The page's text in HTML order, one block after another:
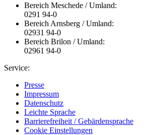
Bereich Meschede / Umland:
0291 94-0
Bereich Arnsberg / Umland:
02931 94-0
Bereich Brilon / Umland:
02961 94-0
Service:
Presse
Impressum
Datenschutz
Leichte Sprache
Barrierefreiheit / Gebärdensprache
Cookie Einstellungen